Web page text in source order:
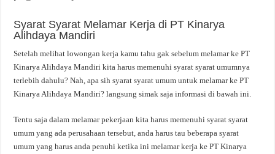
Syarat Syarat Melamar Kerja di PT Kinarya
Alihdaya Mandiri
Setelah melihat lowongan kerja kamu tahu gak sebelum melamar ke PT
Kinarya Alihdaya Mandiri kita harus memenuhi syarat syarat umumnya
terlebih dahulu? Nah, apa sih syarat syarat umum untuk melamar ke PT
Kinarya Alihdaya Mandiri? langsung simak saja informasi di bawah ini.
Tentu saja dalam melamar pekerjaan kita harus memenuhi syarat syarat
umum yang ada perusahaan tersebut, anda harus tau beberapa syarat
umum yang harus anda penuhi ketika ini melamar kerja ke PT Kinarya